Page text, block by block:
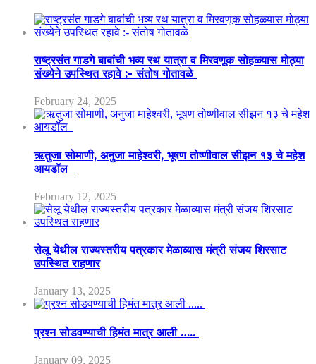
राष्ट्रसंत गाडगे बाबांची भव्य रथ यात्रा व मिरवणूक सोहळ्यास मोठ्या
संख्येने उपस्थित रहावे :- संतोष गोतावळे
February 24, 2025
ऋतुजा सोमाणी, अनुजा माहेश्वरी, भूषण तोष्णीवाल सीझन १३ चे महेश
आयडॉल
February 12, 2025
सेलू येथील राज्यस्तरीय पत्रकार मेळाव्यास मंत्री संजय शिरसाट
उपस्थित राहणार
January 13, 2025
प्रश्न सोडवण्याची हिमंत मात्र आली …..
January 09, 2025